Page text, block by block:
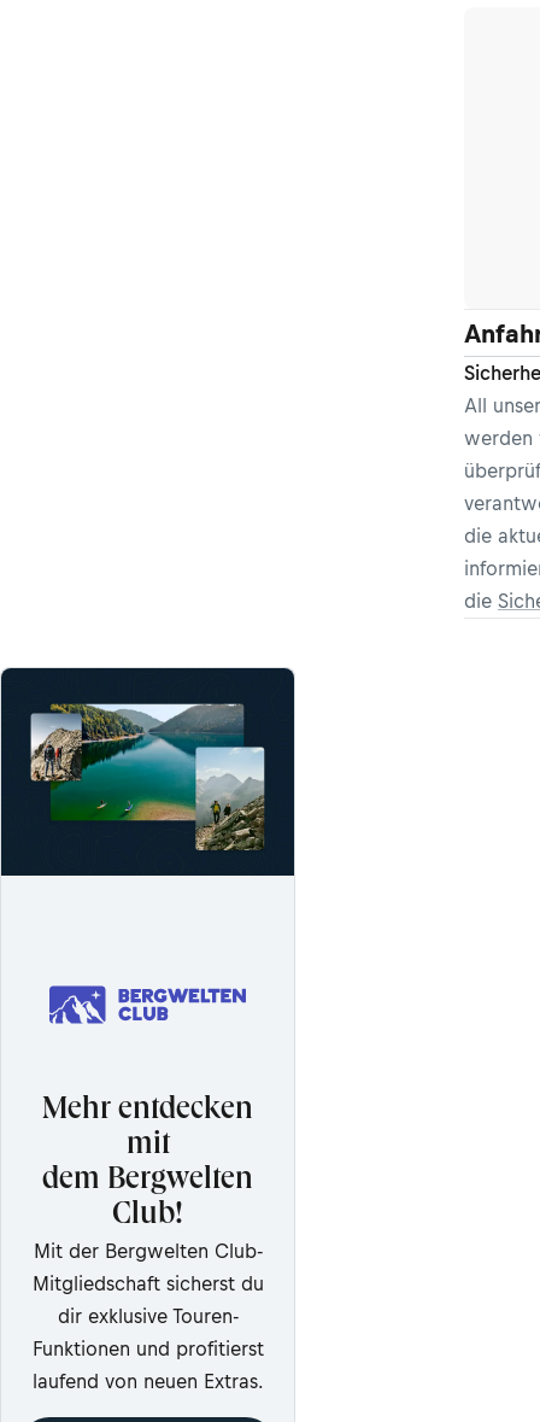
All
werden
die
die
Mehr entdecken
mit
dem Bergwelten
Club!
Mit der Bergwelten Club-
Mitgliedschaft sicherst du
dir exklusive Touren-
Funktionen und profitierst
laufend von neuen Extras.